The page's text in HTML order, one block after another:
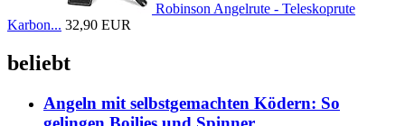
Robinson Angelrute - Teleskoprute
Karbon... 32,90 EUR
beliebt
Angeln mit selbstgemachten Ködern: So